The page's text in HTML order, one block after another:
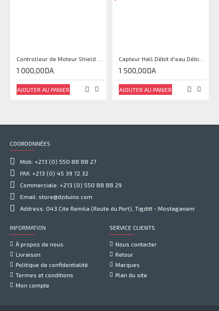
1 000,00DA
AJOUTER AU PANIER
1 500,00DA
AJOUTER AU PANIER
COORDONNÉES
Mob: +213 (0) 550 88 88 27
FAX: +213 (0) 45 39 72 32
Commerciale: +213 (0) 550 88 88 29
Email: store@dzduino.com
Address: 043 Cite Remila (Route du Port), Tigditt - Mostaganem
INFORMATION
À propos de nous
Livraison
Politique de confidentialité
Termes et conditions
Mon compte
SERVICE CLIENTS
Nous contacter
Retour
Marques
Plan du site